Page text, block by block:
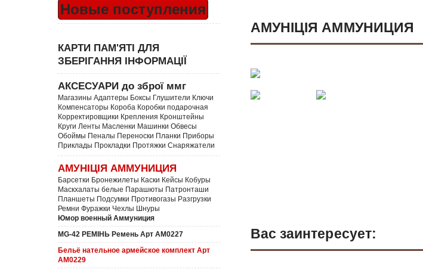
Новые поступления
КАРТИ ПАМ'ЯТІ ДЛЯ
ЗБЕРІГАННЯ ІНФОРМАЦІЇ
АКСЕСУАРИ до зброї ммг
Магазины Адаптеры Боксы Глушители Ключи
Компенсаторы Короба Коробки подарочная
Корректировщики Крепления Кронштейны
Круги Ленты Масленки Машинки Обвесы
Обоймы Пеналы Переноски Планки Приборы
Приклады Прокладки Протяжки Снаряжатели
АМУНІЦІЯ АММУНИЦИЯ
Барсетки Бронежилеты Каски Кейсы Кобуры
Маскхалаты белые Парашюты Патронташи
Планшеты Подсумки Противогазы Разгрузки
Ремни Фуражки Чехлы Шнуры
Юмор военный Аммуниция
MG-42 РЕМІНЬ Ремень Арт АМ0227
Бельё нательное армейское комплект Арт
АМ0229
АМУНІЦІЯ АММУНИЦИЯ
Вас заинтересует: